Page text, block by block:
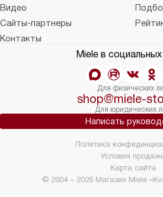
Видео
Сайты-партнеры
Контакты
Miele в
Для физических
shop@miele-
Для юридических
Написать
© 2004 – 2026 Магазин Miele
Политика
Условия
Карта сайта